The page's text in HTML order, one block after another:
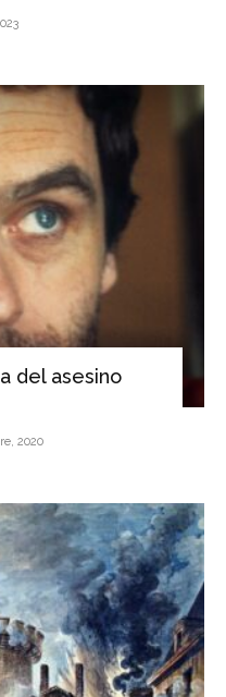
del asesino
2020